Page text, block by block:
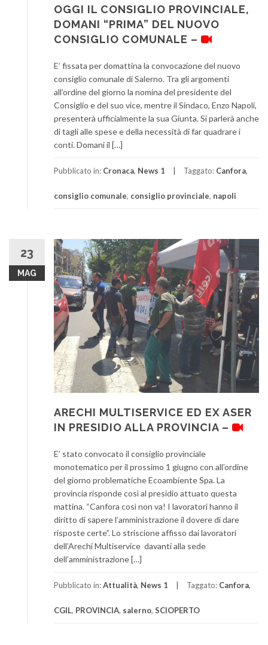
OGGI IL CONSIGLIO PROVINCIALE,
DOMANI “PRIMA” DEL NUOVO
CONSIGLIO COMUNALE –
E’ fissata per domattina la convocazione del nuovo
consiglio comunale di Salerno. Tra gli argomenti
all’ordine del giorno la nomina del presidente del
Consiglio e del suo vice, mentre il Sindaco, Enzo Napoli,
presenterà ufficialmente la sua Giunta. Si parlerà anche
di tagli alle spese e della necessità di far quadrare i
conti. Domani il […]
Pubblicato in: Cronaca, News 1 Taggato: Canfora,
consiglio comunale, consiglio provinciale, napoli
23
MAG
ARECHI MULTISERVICE ED EX ASER
IN PRESIDIO ALLA PROVINCIA –
E’ stato convocato il consiglio provinciale
monotematico per il prossimo 1 giugno con all’ordine
del giorno problematiche Ecoambiente Spa. La
provincia risponde così al presidio attuato questa
mattina. “Canfora così non va! I lavoratori hanno il
diritto di sapere l’amministrazione il dovere di dare
risposte certe”. Lo striscione affisso dai lavoratori
dell’Arechi Multiservice davanti alla sede
dell’amministrazione […]
Pubblicato in:Attualità, News 1 Taggato: Canfora,
CGIL, PROVINCIA, salerno, SCIOPERTO